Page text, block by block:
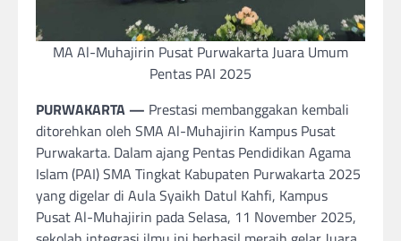
MA Al-Muhajirin Pusat Purwakarta Juara Umum
Pentas PAI 2025
PURWAKARTA — Prestasi membanggakan kembali
ditorehkan oleh SMA Al-Muhajirin Kampus Pusat
Purwakarta. Dalam ajang Pentas Pendidikan Agama
Islam (PAI) SMA Tingkat Kabupaten Purwakarta 2025
yang digelar di Aula Syaikh Datul Kahfi, Kampus
Pusat Al-Muhajirin pada Selasa, 11 November 2025,